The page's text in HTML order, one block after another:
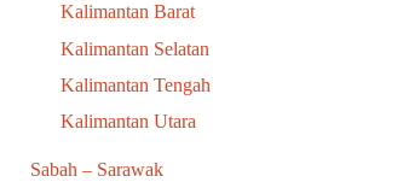
Kalimantan Barat
Kalimantan Selatan
Kalimantan Tengah
Kalimantan Utara
Sabah – Sarawak